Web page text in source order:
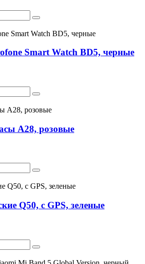
Smart Watch BD5, черные
A28, розовые
Q50, с GPS, зеленые